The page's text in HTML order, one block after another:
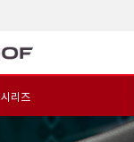
시리즈